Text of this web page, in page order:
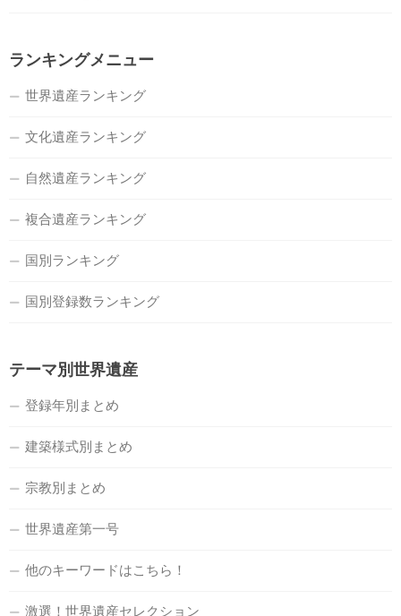
ランキングメニュー
世界遺産ランキング
文化遺産ランキング
自然遺産ランキング
複合遺産ランキング
国別ランキング
国別登録数ランキング
テーマ別世界遺産
登録年別まとめ
建築様式別まとめ
宗教別まとめ
世界遺産第一号
他のキーワードはこちら！
激選！世界遺産セレクション